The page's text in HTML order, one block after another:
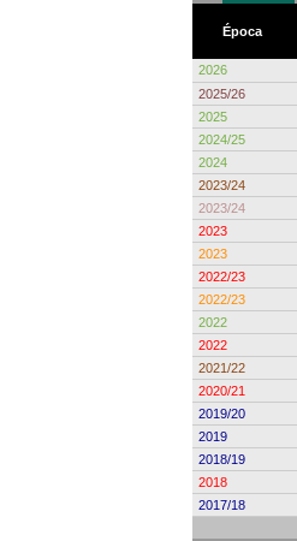
Época
2026
2025/26
2025
2024/25
2024
2023/24
2023/24
2023
2023
2022/23
2022/23
2022
2022
2021/22
2020/21
2019/20
2019
2018/19
2018
2017/18